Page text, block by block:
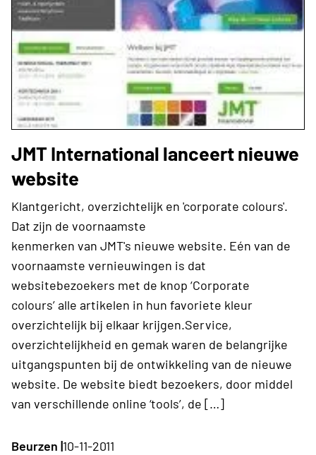
JMT International lanceert nieuwe
website
Klantgericht, overzichtelijk en 'corporate colours'.
Dat zijn de voornaamste
kenmerken van JMT's nieuwe website. Eén van de
voornaamste vernieuwingen is dat
websitebezoekers met de knop ‘Corporate
colours’ alle artikelen in hun favoriete kleur
overzichtelijk bij elkaar krijgen.Service,
overzichtelijkheid en gemak waren de belangrijke
uitgangspunten bij de ontwikkeling van de nieuwe
website. De website biedt bezoekers, door middel
van verschillende online ‘tools’, de […]
Beurzen |10-11-2011